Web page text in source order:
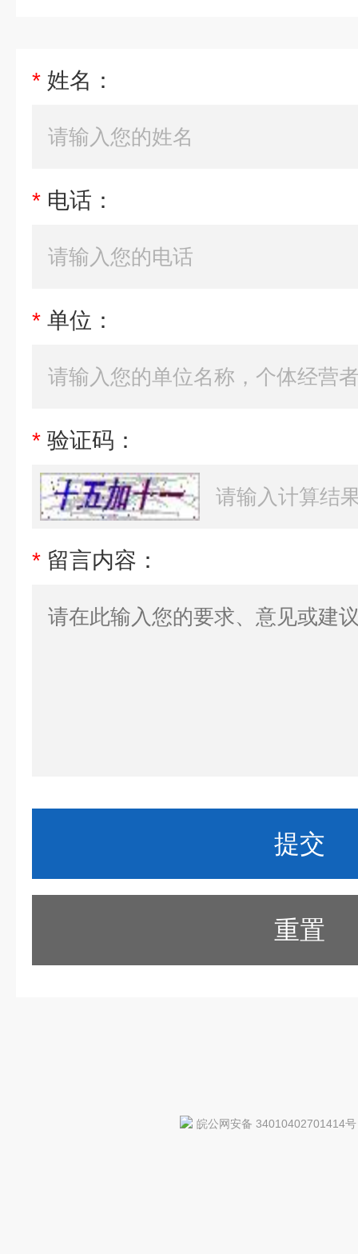
* 姓名：
* 电话：
* 单位：
* 验证码：
* 留言内容：
重置
皖公网安备 34010402701414号